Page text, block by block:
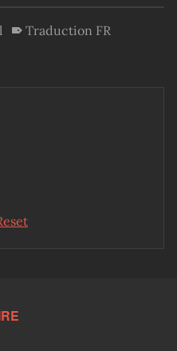
Traduction FR